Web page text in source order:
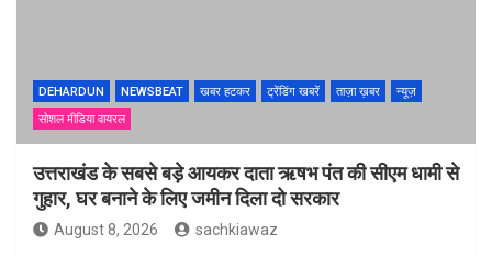
DEHARDUN NEWSBEAT खबर हटकर ट्रेंडिंग खबरें ताज़ा ख़बर
न्यूज़
सोशल मीडिया वायरल
उत्तराखंड के सबसे बड़े आयकर दाता ऋषभ पंत की सीएम धामी से
गुहार, घर बनाने के लिए जमीन दिला दो सरकार
August 8, 2026 sachkiawaz